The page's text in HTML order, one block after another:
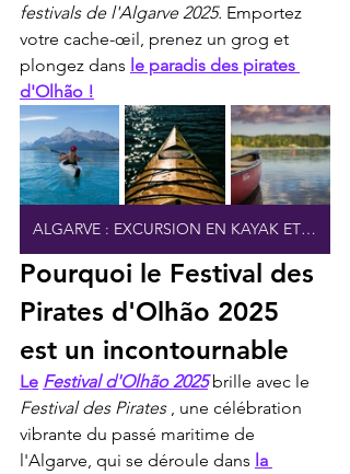
festivals de l'Algarve 2025. Emportez
votre cache-œil, prenez un grog et
plongez dans le paradis des pirates
d'Olhão !
ALGARVE : EXCURSION EN KAYAK ET PLAGES SECRÈTES
Pourquoi le Festival des
Pirates d'Olhão 2025
est un incontournable
Le Festival d'Olhão 2025 brille avec le
Festival des Pirates , une célébration
vibrante du passé maritime de
l'Algarve, qui se déroule dans la